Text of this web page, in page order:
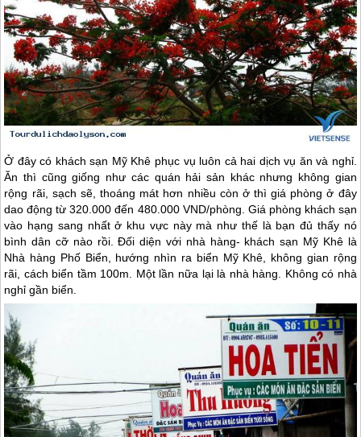
Ở đây có khách sạn Mỹ Khê phục vụ luôn cả hai dịch vụ ăn và nghỉ.
Ăn thì cũng giống như các quán hải sản khác nhưng không gian
rộng rãi, sạch sẽ, thoáng mát hơn nhiều còn ở thì giá phòng ở đây
dao động từ 320.000 đến 480.000 VND/phòng. Giá phòng khách sạn
vào hạng sang nhất ở khu vực này mà như thế là bạn đủ thấy nó
bình dân cỡ nào rồi. Đối diện với nhà hàng- khách sạn Mỹ Khê là
Nhà hàng Phố Biển, hướng nhìn ra biển Mỹ Khê, không gian rộng
rãi, cách biển tầm 100m. Một lần nữa lại là nhà hàng. Không có nhà
nghỉ gần biển.